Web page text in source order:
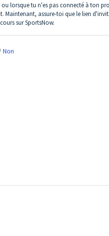
ou lorsque tu n'es pas connecté à ton
Maintenant, assure-toi que le lien
sur SportsNow.
Non